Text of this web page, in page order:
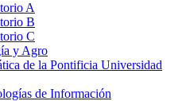
A
B
C
y Agro
de la Pontificia Universidad
de Información